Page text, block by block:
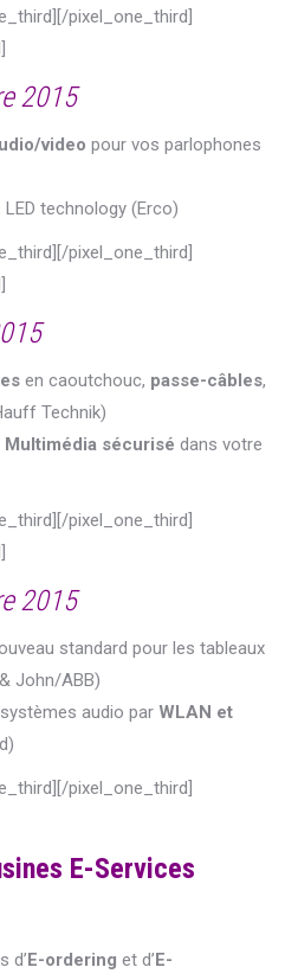
pixel_one_third]
2015
video pour vos parlophones
LED technology (Erco)
pixel_one_third]
en caoutchouc, passe-câbles,
Technik)
sécurisé dans votre
pixel_one_third]
2015
standard pour les tableaux
John/ABB)
audio par WLAN et
pixel_one_third]
E-Services
d’E-ordering et d’E-